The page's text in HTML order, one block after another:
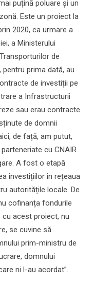
puțină poluare și un
Este un proiect la
2020, ca urmare a
a Ministerului
de
prima dată, au
de investiții pe
a Infrastructurii
sau erau contracte
de domnii
de față, am putut,
cu CNAIR
A fost o etapă
investițiilor în rețeaua
autoritățile locale. De
cofinanța fondurile
cu acest proiect, nu
se cuvine să
prim-ministru de
domnului
ni l-au acordat”.